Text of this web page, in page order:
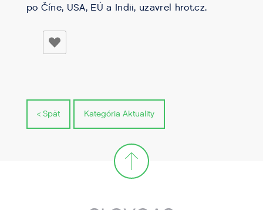
po Číne, USA, EÚ a Indii, uzavrel hrot.cz.
< Spät Kategória Aktuality